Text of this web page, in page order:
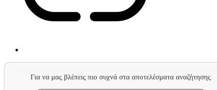
Για να μας βλέπεις πιο συχνά στα αποτελέσματα αναζήτησης